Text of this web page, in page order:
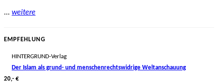
... weitere
EMPFEHLUNG
HINTERGRUND-Verlag
Der Islam als grund- und menschenrechtswidrige Weltanschauung
20,- €